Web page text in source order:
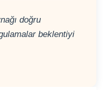
doğru
beklentiyi